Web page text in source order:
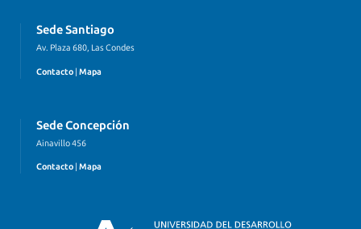
Sede Santiago
Av. Plaza 680, Las Condes
Contacto | Mapa
Sede Concepción
Ainavillo 456
Contacto Mapa